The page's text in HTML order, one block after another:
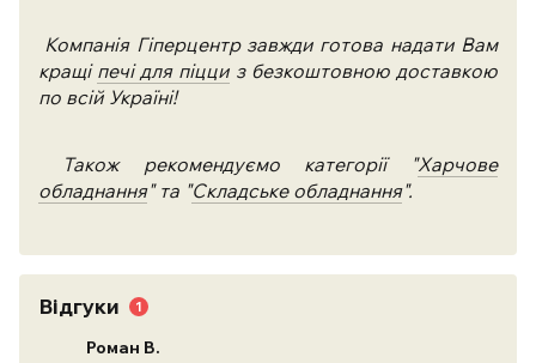
Компанія Гіперцентр завжди готова надати Вам
кращі печі для піцци з безкоштовною доставкою
по всій Україні!
Також рекомендуємо категорії "Харчове
обладнання" та "Складське обладнання".
Відгуки 1
Роман В.